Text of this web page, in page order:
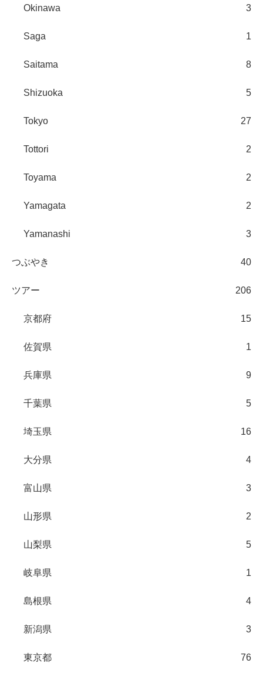
Okinawa 3
Saga 1
Saitama 8
Shizuoka 5
Tokyo 27
Tottori 2
Toyama 2
Yamagata 2
Yamanashi 3
つぶやき 40
ツアー 206
京都府 15
佐賀県 1
兵庫県 9
千葉県 5
埼玉県 16
大分県 4
富山県 3
山形県 2
山梨県 5
岐阜県 1
島根県 4
新潟県 3
東京都 76